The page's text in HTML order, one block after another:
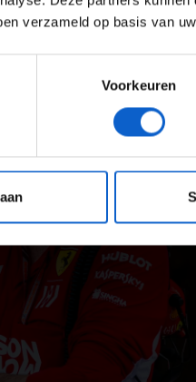
verzameld op basis van
Voorkeuren
JONGER DAN 24
onsprivacybeleidvoor